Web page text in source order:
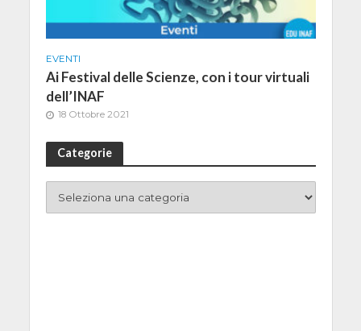
EVENTI
Ai Festival delle Scienze, con i tour virtuali
dell’INAF
18 Ottobre 2021
Categorie